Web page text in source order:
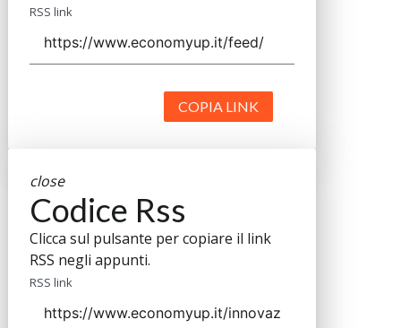
RSS link
COPIA LINK
close
Codice Rss
Clicca sul pulsante per copiare il link
RSS negli appunti.
RSS link